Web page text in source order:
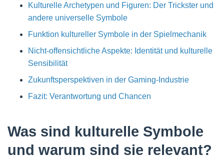
Kulturelle Archetypen und Figuren: Der Trickster und
andere universelle Symbole
Funktion kultureller Symbole in der Spielmechanik
Nicht-offensichtliche Aspekte: Identität und kulturelle
Sensibilität
Zukunftsperspektiven in der Gaming-Industrie
Fazit: Verantwortung und Chancen
Was sind kulturelle Symbole
und warum sind sie relevant?